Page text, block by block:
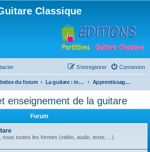
Classique
Connexion
S’enregistrer
Index du forum La guitare : instrument, cours et théorie Apprentissage et enseignement de la guitare
enseignement de la guitare
Forum
sous toutes les formes (vidéo, audio, texte, ...)